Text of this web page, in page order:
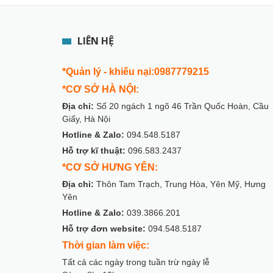
LIÊN HỆ
*Quản lý - khiếu nại:0987779215
*CƠ SỞ HÀ NỘI:
Địa chỉ: Số 20 ngách 1 ngõ 46 Trần Quốc Hoàn, Cầu
Giấy, Hà Nội
Hotline & Zalo: 094.548.5187
Hỗ trợ kĩ thuật: 096.583.2437
*CƠ SỞ HƯNG YÊN:
Địa chỉ: Thôn Tam Trạch, Trung Hòa, Yên Mỹ, Hưng
Yên
Hotline & Zalo: 039.3866.201
Hỗ trợ đơn website: 094.548.5187
Thời gian làm việc:
Tất cả các ngày trong tuần trừ ngày lễ